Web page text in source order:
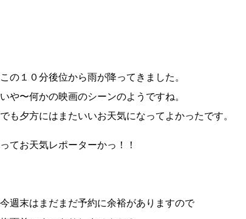
この１０分後位から雨が降ってきました。
いや〜何かの映画のシーンのようですね。
でも夕方にはまたいいお天気になってよかったです。
ってお天気レポーターかっ！！
今週末はまだまだ予約に余裕がありますので